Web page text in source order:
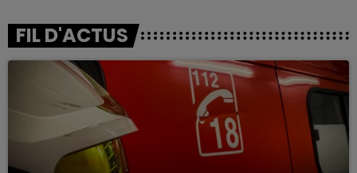
FIL D'ACTUS